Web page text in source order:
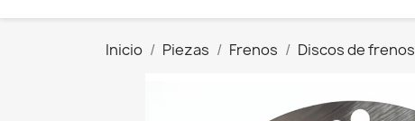
Inicio Piezas Frenos Discos de frenos